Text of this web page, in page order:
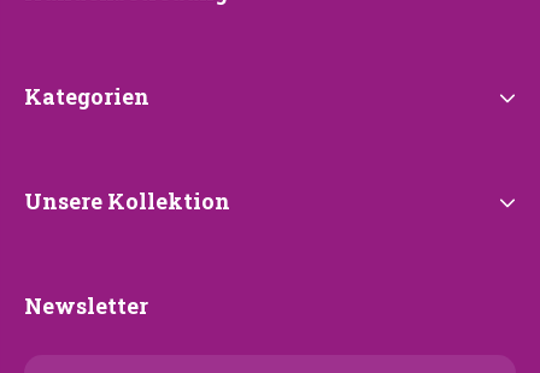
Kategorien
Kategorien
Unsere
Unsere Kollektion
Newsletter
Newsletter